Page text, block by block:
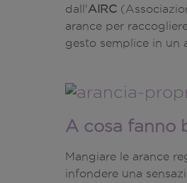
dall'AIRC
arance per
gesto semplice in un
A cosa fanno
Mangiare le arance
infondere una